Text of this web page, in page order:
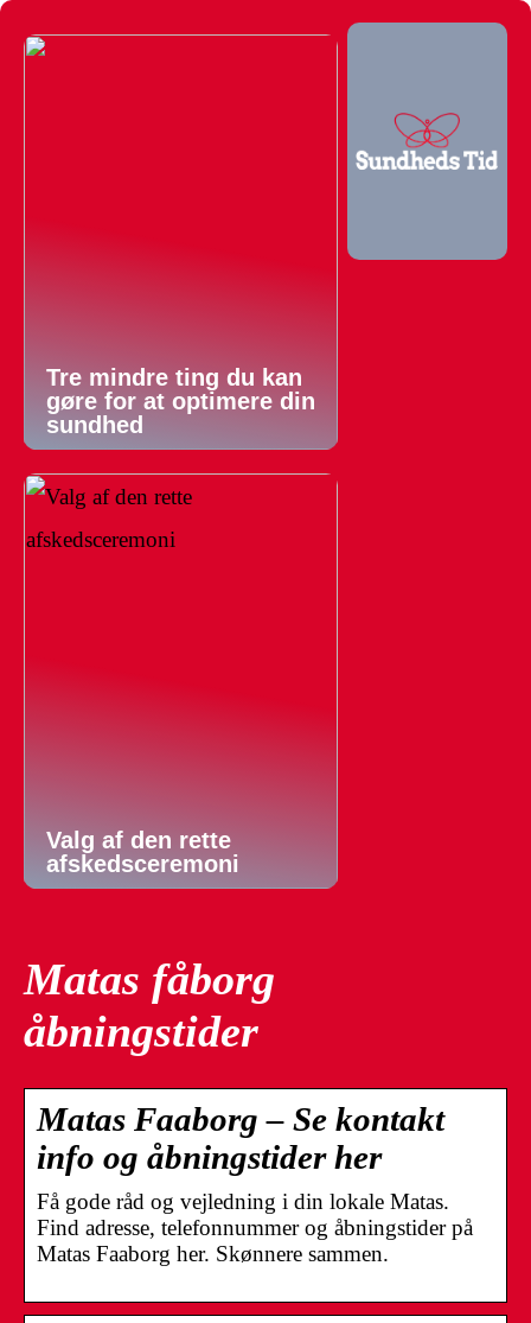
Tre mindre ting du kan
gøre for at optimere din
sundhed
Valg af den rette
afskedsceremoni
Matas fåborg
åbningstider
Matas Faaborg – Se kontakt
info og åbningstider her
Få gode råd og vejledning i din lokale Matas.
Find adresse, telefonnummer og åbningstider på
Matas Faaborg her. Skønnere sammen.